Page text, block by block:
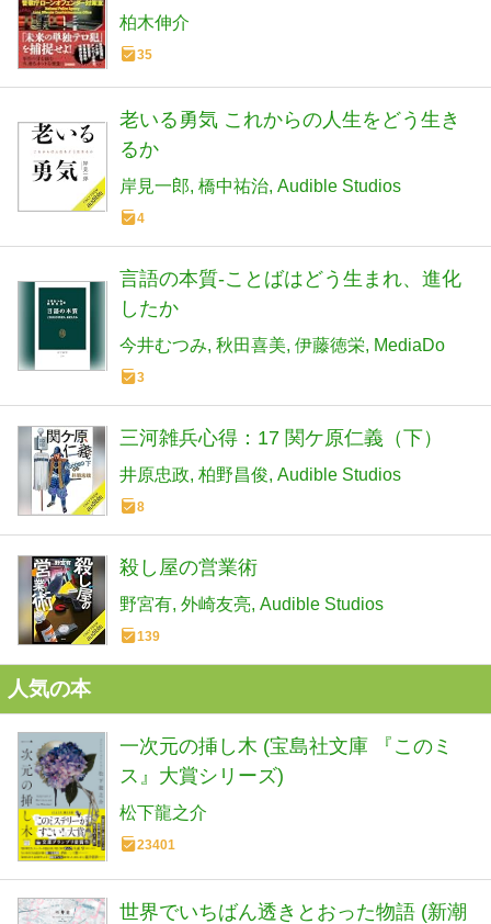
柏木伸介
35
老いる勇気 これからの人生をどう生き
るか
岸見一郎 橋中祐治 Audible Studios
4
言語の本質-ことばはどう生まれ、進化
したか
今井むつみ 秋田喜美 伊藤徳栄 MediaDo
3
三河雑兵心得：17 関ケ原仁義（下）
井原忠政 柏野昌俊 Audible Studios
8
殺し屋の営業術
野宮有 外崎友亮 Audible Studios
139
人気の本
一次元の挿し木 (宝島社文庫 『このミ
ス』大賞シリーズ)
松下龍之介
23401
世界でいちばん透きとおった物語 (新潮